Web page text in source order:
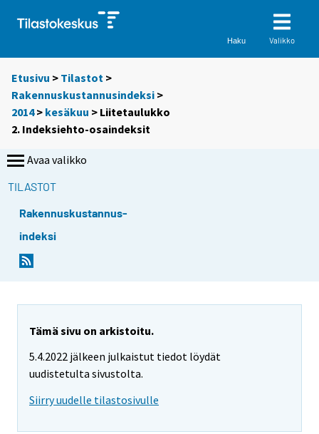
Haku Valikko
Etusivu > Tilastot >
Rakennuskustannusindeksi >
2014> kesäkuu > Liitetaulukko
2. Indeksiehto-osaindeksit
Avaa valikko
TILASTOT
Rakennuskustannus-
indeksi
Tämä sivu on arkistoitu.
5.4.2022 jälkeen julkaistut tiedot löydät
uudistetulta sivustolta.
Siirry uudelle tilastosivulle